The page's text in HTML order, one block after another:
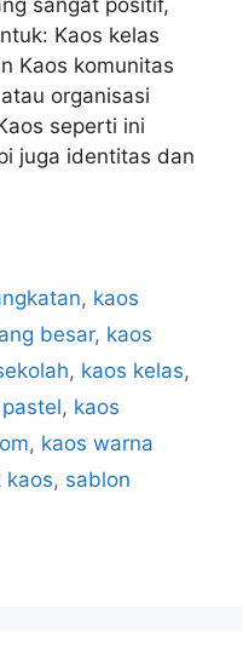
sangat positif,
Kaos kelas
Kaos komunitas
organisasi
seperti ini
juga identitas dan
, kaos
besar, kaos
, kaos kelas,
, kaos
, kaos warna
kaos, sablon